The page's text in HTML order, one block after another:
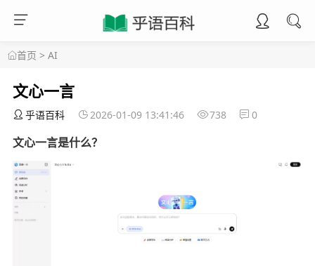
首页 > AI
文心一言
乎语百科 2026-01-09 13:41:46 738 0
文心一言是什么？